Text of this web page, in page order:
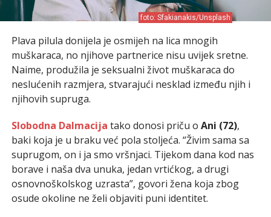
foto: Sfakianakis/Unsplash
Plava pilula donijela je osmijeh na lica mnogih
muškaraca, no njihove partnerice nisu uvijek sretne.
Naime, produžila je seksualni život muškaraca do
neslućenih razmjera, stvarajući nesklad između njih i
njihovih supruga.
Slobodna Dalmacija tako donosi priču o Ani (72),
baki koja je u braku već pola stoljeća. “Živim sama sa
suprugom, on i ja smo vršnjaci. Tijekom dana kod nas
borave i naša dva unuka, jedan vrtićkog, a drugi
osnovnoškolskog uzrasta”, govori žena koja zbog
osude okoline ne želi objaviti puni identitet.